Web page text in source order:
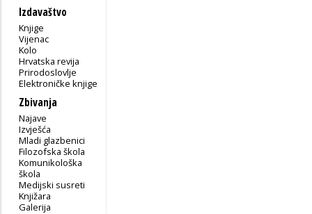
Izdavaštvo
Knjige
Vijenac
Kolo
Hrvatska revija
Prirodoslovlje
Elektroničke knjige
Zbivanja
Najave
Izvješća
Mladi glazbenici
Filozofska škola
Komunikološka
škola
Medijski susreti
Knjižara
Galerija